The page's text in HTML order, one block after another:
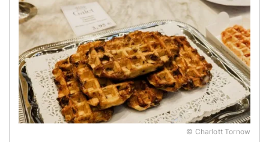
© Charlott Tornow